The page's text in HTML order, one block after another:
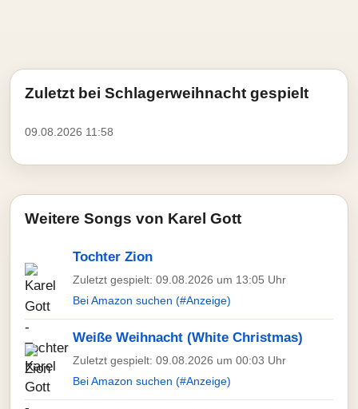
Zuletzt bei Schlagerweihnacht gespielt
09.08.2026 11:58
Weitere Songs von Karel Gott
Tochter Zion
Zuletzt gespielt: 09.08.2026 um 13:05 Uhr
Bei Amazon suchen (#Anzeige)
Weiße Weihnacht (White Christmas)
Zuletzt gespielt: 09.08.2026 um 00:03 Uhr
Bei Amazon suchen (#Anzeige)